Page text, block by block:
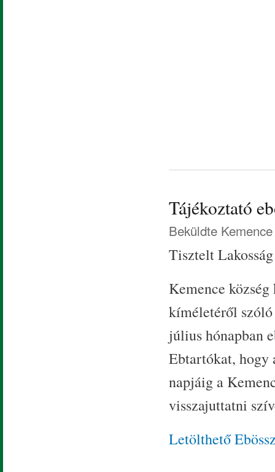
Tájékoztató
Beküldte
Tisztelt
Kemence
kíméletéről
július hónapban
Ebtartókat, hogy
napjáig a
visszajuttatni
Letölthető